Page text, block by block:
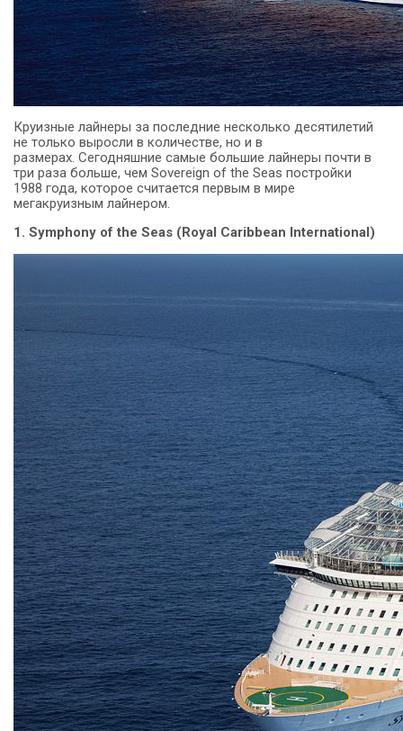
Круизные лайнеры за последние несколько десятилетий
не только выросли в количестве, но и в
размерах. Сегодняшние самые большие лайнеры почти в
три раза больше, чем Sovereign of the Seas постройки
1988 года, которое считается первым в мире
мегакруизным лайнером.
1. Symphony of the Seas (Royal Caribbean International)